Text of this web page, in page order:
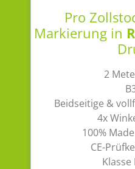
Pro
Markierung in
2
Beidseitige &
4x
100%
CE-
Klasse